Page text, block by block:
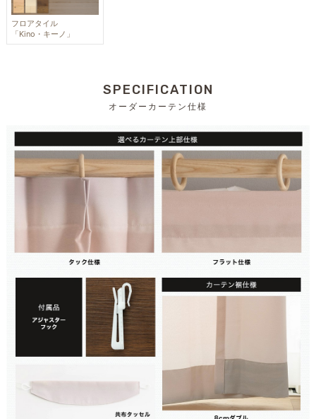
フロアタイル
「Kino・キーノ」
SPECIFICATION
オーダーカーテン仕様